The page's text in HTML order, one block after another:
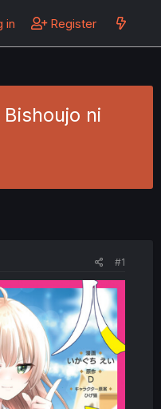
in Register
ni
#1